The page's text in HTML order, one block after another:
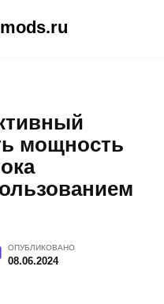
мощность
ОПУБЛИКОВАНО
08.06.2024